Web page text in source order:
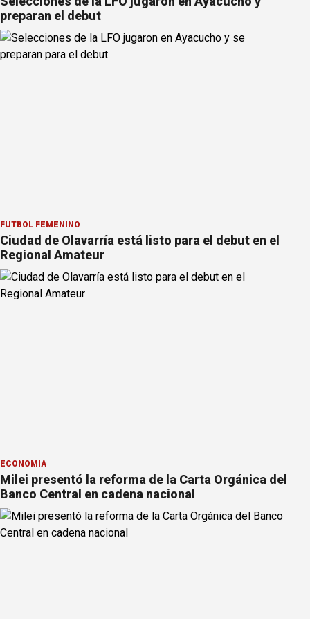
preparan el debut
FÚTBOL FEMENINO
Ciudad de Olavarría está listo para el debut en el
Regional Amateur
ECONOMÍA
Milei presentó la reforma de la Carta Orgánica del
Banco Central en cadena nacional